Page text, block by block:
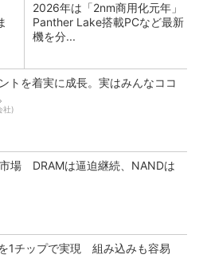
2026年は「2nm商用化元年」
Panther Lake搭載PCなど最新
機を分...
トを着実に成長。実はみんなココ
社)
場 DRAMは逼迫継続、NANDは
1チップで実現 組み込みも容易